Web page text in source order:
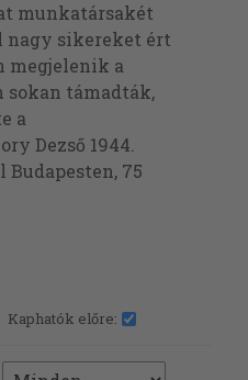
munkatársakét
nagy sikereket ért
megjelenik a
sokan támadták,
a
Dezső 1944.
75
Kaphatók előre: